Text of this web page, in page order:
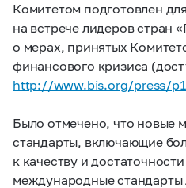
Комитетом подготовлен
на встрече лидеров стран
о мерах, принятых
финансового кризиса
http://www.bis.org/press/
Было отмечено, что новые
стандарты, включающие
к качеству и
международные стандарты